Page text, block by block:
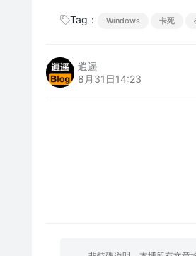
Tag： Windows 卡死
逍遥
8月31日14:23